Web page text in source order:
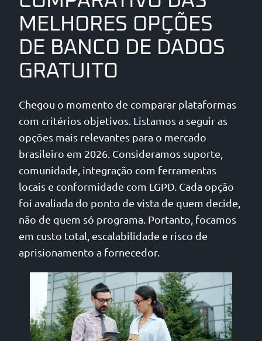
MELHORES OPÇÕES
DE BANCO DE DADOS
GRATUITO
Chegou o momento de comparar plataformas
com critérios objetivos. Listamos a seguir as
opções mais relevantes para o mercado
brasileiro em 2026. Consideramos suporte,
comunidade, integração com ferramentas
locais e conformidade com LGPD. Cada opção
foi avaliada do ponto de vista de quem decide,
não de quem só programa. Portanto, focamos
em custo total, escalabilidade e risco de
aprisionamento a fornecedor.